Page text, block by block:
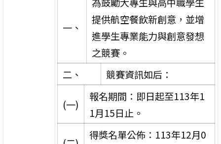
一、
提供航空餐飲新創意，並增
進學生專業能力與創意發想
之競賽。
二、
競賽資訊如后：
(一)
報名期間：即日起至113年1
1月15日止。
得獎名單公佈：113年12月0